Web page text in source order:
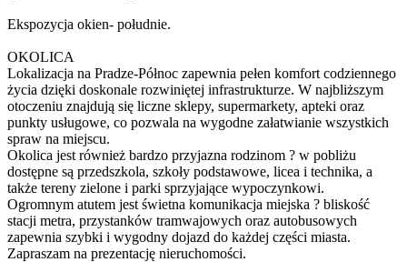
Ekspozycja okien- południe.
OKOLICA
Lokalizacja na Pradze-Północ zapewnia pełen komfort codziennego
życia dzięki doskonale rozwiniętej infrastrukturze. W najbliższym
otoczeniu znajdują się liczne sklepy, supermarkety, apteki oraz
punkty usługowe, co pozwala na wygodne załatwianie wszystkich
spraw na miejscu.
Okolica jest również bardzo przyjazna rodzinom ? w pobliżu
dostępne są przedszkola, szkoły podstawowe, licea i technika, a
także tereny zielone i parki sprzyjające wypoczynkowi.
Ogromnym atutem jest świetna komunikacja miejska ? bliskość
stacji metra, przystanków tramwajowych oraz autobusowych
zapewnia szybki i wygodny dojazd do każdej części miasta.
Zapraszam na prezentację nieruchomości.